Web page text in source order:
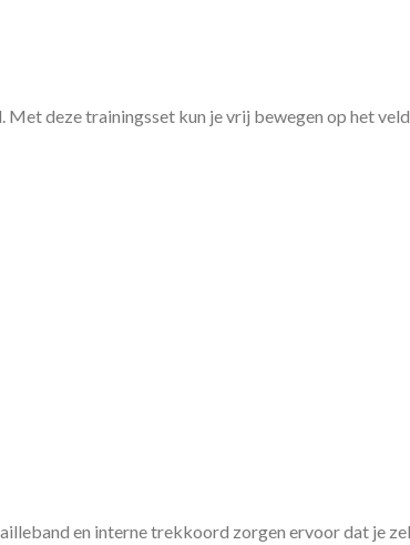
deze trainingsset kun je vrij bewegen op het
en interne trekkoord zorgen ervoor dat je